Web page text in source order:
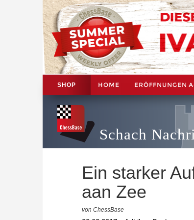
SHOP HOME ERÖFFNUNGEN
Schach
Ein starker
aan Zee
von ChessBase